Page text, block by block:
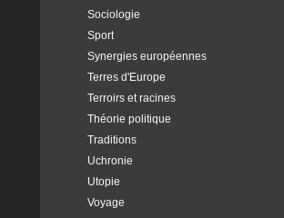
Sociologie
Sport
Synergies européennes
Terres d'Europe
Terroirs et racines
Théorie politique
Traditions
Uchronie
Utopie
Voyage